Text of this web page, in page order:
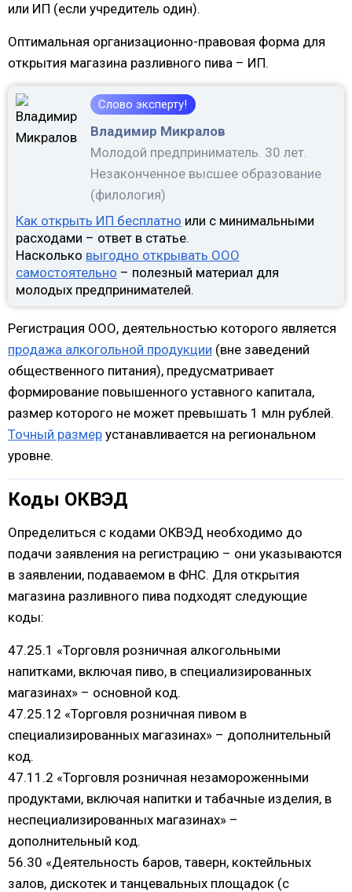
или ИП (если учредитель один).
Оптимальная организационно-правовая форма для
открытия магазина разливного пива – ИП.
Слово эксперту!
Владимир Микралов
Молодой предприниматель. 30 лет.
Незаконченное высшее образование
(филология)
Как открыть ИП бесплатно или с минимальными
расходами – ответ в статье.
Насколько выгодно открывать ООО
самостоятельно – полезный материал для
молодых предпринимателей.
Регистрация ООО, деятельностью которого является
продажа алкогольной продукции (вне заведений
общественного питания), предусматривает
формирование повышенного уставного капитала,
размер которого не может превышать 1 млн рублей.
Точный размер устанавливается на региональном
уровне.
Коды ОКВЭД
Определиться с кодами ОКВЭД необходимо до
подачи заявления на регистрацию – они указываются
в заявлении, подаваемом в ФНС. Для открытия
магазина разливного пива подходят следующие
коды:
47.25.1 «Торговля розничная алкогольными
напитками, включая пиво, в специализированных
магазинах» – основной код.
47.25.12 «Торговля розничная пивом в
специализированных магазинах» – дополнительный
код.
47.11.2 «Торговля розничная незамороженными
продуктами, включая напитки и табачные изделия, в
неспециализированных магазинах» –
дополнительный код.
56.30 «Деятельность баров, таверн, коктейльных
залов, дискотек и танцевальных площадок (с